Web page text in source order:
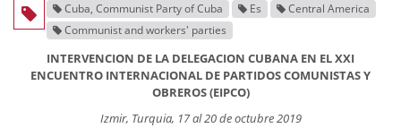
Cuba, Communist Party of Cuba Es
Central America
Communist and workers' parties
INTERVENCION DE LA DELEGACION CUBANA EN EL XXI
ENCUENTRO INTERNACIONAL DE PARTIDOS COMUNISTAS Y
OBREROS (EIPCO)
Izmir, Turquia, 17 al 20 de octubre 2019